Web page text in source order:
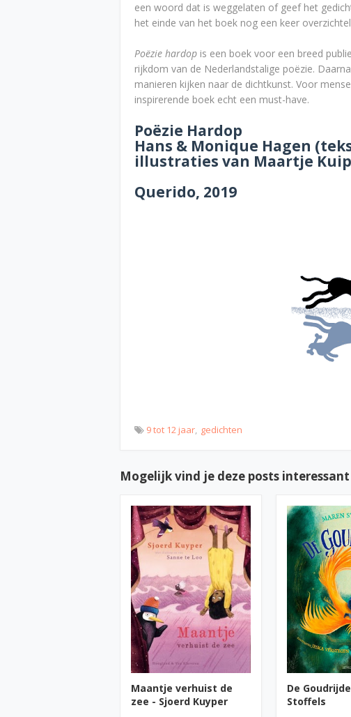
een woord dat is weggelaten of geef het
het einde van het boek nog een keer
Poëzie hardop is een boek voor een breed
rijkdom van de Nederlandstalige poëzie.
manieren kijken naar de dichtkunst. Voor
inspirerende boek echt een must-have.
Poëzie Hardop
Hans & Monique Hagen
illustraties van Maartje
Querido, 2019
9 tot 12 jaar gedichten
Mogelijk vind je deze posts interessant
Maantje verhuist de
zee - Sjoerd Kuyper
De
Stoffels